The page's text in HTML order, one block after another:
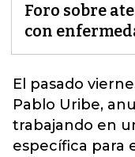
Foro sobre
con
El pasado
Pablo Uribe,
trabajando en
específica para